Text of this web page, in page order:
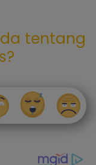
tentang